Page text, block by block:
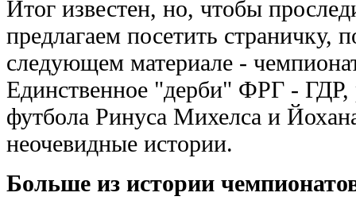
Итог известен, но, чтобы
предлагаем посетить
следующем материале -
Единственное "дерби" ФРГ - ГДР,
футбола Ринуса Михелса и
неочевидные истории.
Больше из истории